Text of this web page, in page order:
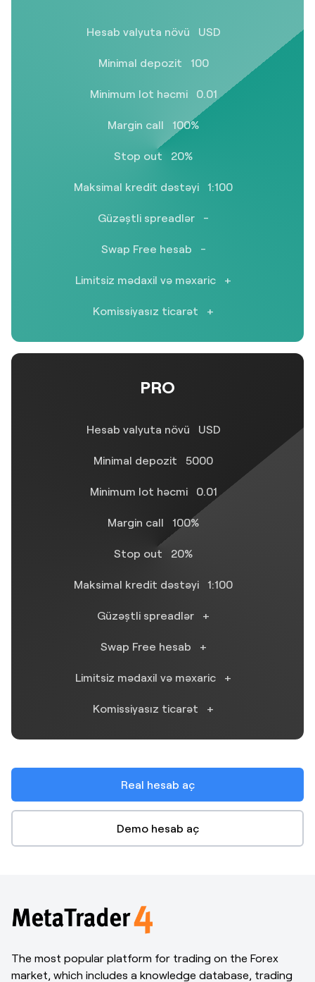
Hesab valyuta növü USD
Minimal depozit 100
Minimum lot həcmi 0.01
Margin call 100%
Stop out 20%
Maksimal kredit dəstəyi 1:100
Güzəştli spreadlər -
Swap Free hesab -
Limitsiz mədaxil və məxaric +
Komissiyasız ticarət +
PRO
Hesab valyuta növü USD
Minimal depozit 5000
Minimum lot həcmi 0.01
Margin call 100%
Stop out 20%
Maksimal kredit dəstəyi 1:100
Güzəştli spreadlər +
Swap Free hesab +
Limitsiz mədaxil və məxaric +
Komissiyasız ticarət +
Real hesab aç
Demo hesab aç
The most popular platform for trading on the Forex
market, which includes a knowledge database, trading